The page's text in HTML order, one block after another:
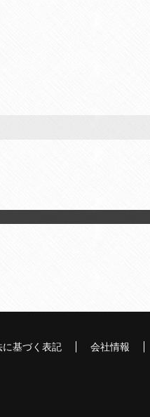
基づく表記 会社情報